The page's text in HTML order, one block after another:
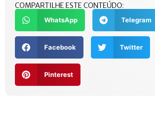
COMPARTILHE ESTE CONTEÚDO:
WhatsApp Telegram
Facebook Twitter
Pinterest